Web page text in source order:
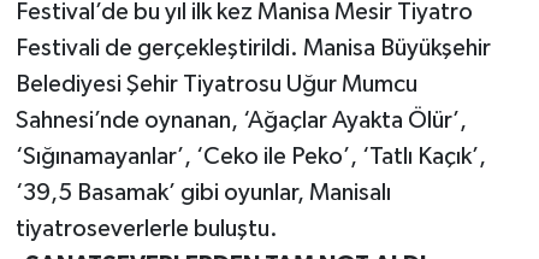
Festival’de bu yıl ilk kez Manisa Mesir Tiyatro
Festivali de gerçekleştirildi. Manisa Büyükşehir
Belediyesi Şehir Tiyatrosu Uğur Mumcu
Sahnesi’nde oynanan, ‘Ağaçlar Ayakta Ölür’,
‘Sığınamayanlar’, ‘Ceko ile Peko’, ‘Tatlı Kaçık’,
‘39,5 Basamak’ gibi oyunlar, Manisalı
tiyatroseverlerle buluştu.